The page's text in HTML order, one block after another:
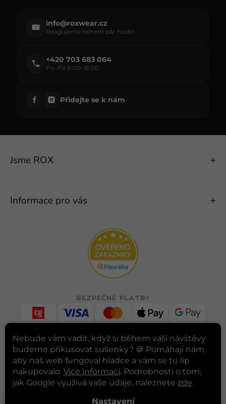
Nebude vám vadit, když si během vaší návštěvy
budeme přikusovat sušenky? 🍪 Pomáhají nám,
aby náš web fungoval hladce a vám se tu líp
nakupovalo. Více informací. Podrobnosti o tom,
jak Google využívá vaše údaje, naleznete zde.
Nastavení
info@roxwear.cz
Reagujeme během pár hodin
+420 703 683 064
Po–Pá 8:00–16:00
Přidejte se k nám
Jsme ROX
Informace pro vás
BEZPEČNÉ PLATBY
RYCHLÉ DORUČENÍ
INSTAGRAM